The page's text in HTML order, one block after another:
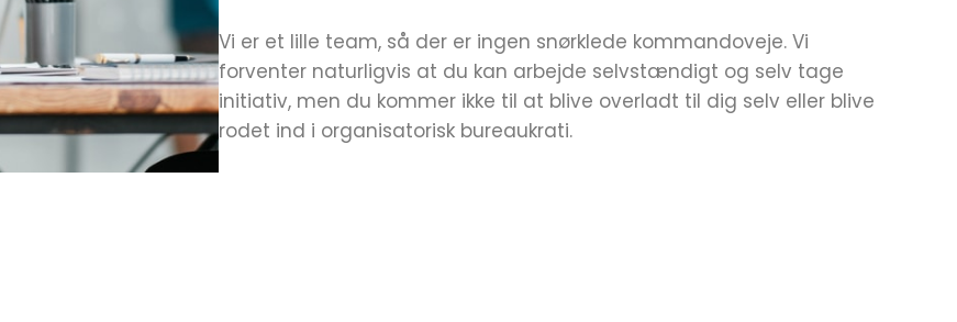
Vi er et lille team, så der er ingen snørklede kommandoveje. Vi
forventer naturligvis at du kan arbejde selvstændigt og selv tage
initiativ, men du kommer ikke til at blive overladt til dig selv eller blive
rodet ind i organisatorisk bureaukrati.